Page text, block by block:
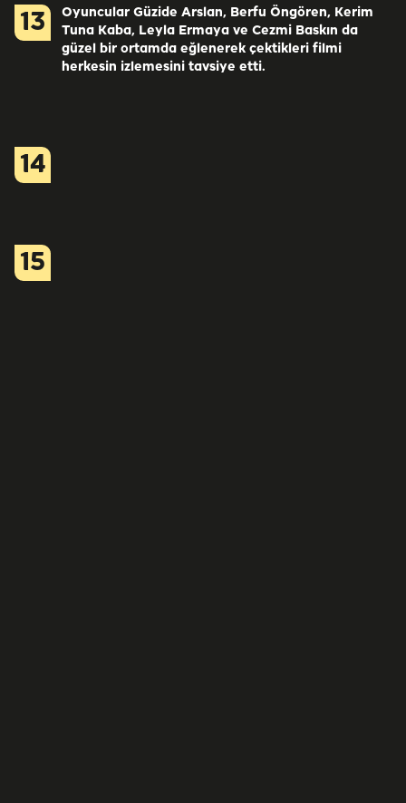
13
Oyuncular Güzide Arslan, Berfu Öngören, Kerim
Tuna Kaba, Leyla Ermaya ve Cezmi Baskın da
güzel bir ortamda eğlenerek çektikleri filmi
herkesin izlemesini tavsiye etti.
14
15